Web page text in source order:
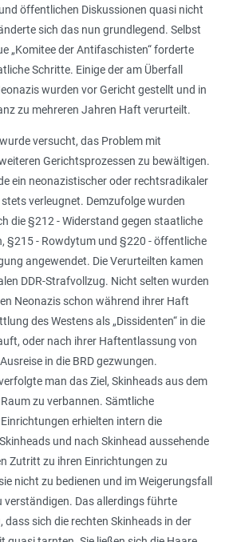
öffentlichen Diskussionen quasi nicht
sich das nun grundlegend. Selbst
„Komitee der Antifaschisten“ forderte
Schritte. Einige der am Überfall
wurden vor Gericht gestellt und in
zu mehreren Jahren Haft verurteilt.
versucht, das Problem mit
Gerichtsprozessen zu bewältigen.
ein neonazistischer oder rechtsradikaler
verleugnet. Demzufolge wurden
die §212 - Widerstand gegen staatliche
§215 - Rowdytum und §220 - öffentliche
angewendet. Die Verurteilten kamen
DDR-Strafvollzug. Nicht selten wurden
Neonazis schon während ihrer Haft
des Westens als „Dissidenten“ in die
oder nach ihrer Haftentlassung von
in die BRD gezwungen.
man das Ziel, Skinheads aus dem
zu verbannen. Sämtliche
erhielten intern die
und nach Skinhead aussehende
Zutritt zu ihren Einrichtungen zu
nicht zu bedienen und im Weigerungsfall
verständigen. Das allerdings führte
dass sich die rechten Skinheads in der